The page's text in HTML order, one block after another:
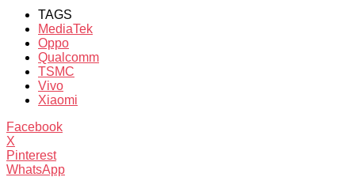
TAGS
MediaTek
Oppo
Qualcomm
TSMC
Vivo
Xiaomi
Facebook
X
Pinterest
WhatsApp